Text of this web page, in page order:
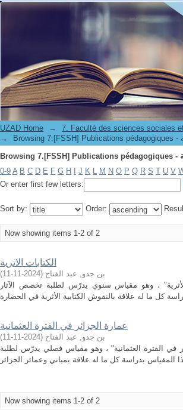
UZAD Home →
→
0-9 A B C D E F G H J K L M N O P Q R S T U V
Or enter first few letters:
Sort by: Order:
Now showing items 1-2 of 2
الكتابات الاثرية
بن جدو, عبد الفتاح (
2024-11-11
)
، وهو مقياس سنوي يدرّس لطلبة تخصص الآثار
عمارة الجزائر في الفترة العثمانية
بن جدو, عبد الفتاح (
2024-11-11
)
في الفترة العثمانية" ، وهو مقياس فصلي يدرّس لطلبة
Now showing items 1-2 of 2